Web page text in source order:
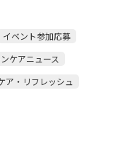
イベント参加応募
ケアニュース
ア・リフレッシュ